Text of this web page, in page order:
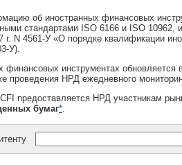
об иностранных финансовых
стандартами ISO 6166 и ISO 10962,
г. N 4561-У «О порядке квалификации
У).
инструментах обновляется
проведения НРД ежедневного
предоставляется НРД участникам
бумаг*.